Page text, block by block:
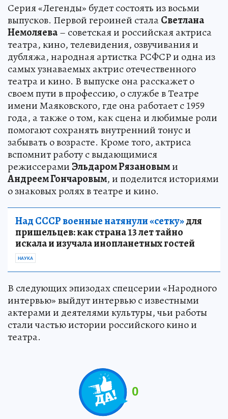
Серия «Легенды» будет состоять из восьми
выпусков. Первой героиней сталаСветлана
Немоляева– советская и российская актриса
театра, кино, телевидения, озвучивания и
дубляжа, народная артистка РСФСР и одна из
самых узнаваемых актрис отечественного
театра и кино. В выпуске она расскажет о
своем пути в профессию, о службе в Театре
имени Маяковского, где она работает с 1959
года, а также о том, как сцена и любимые роли
помогают сохранять внутренний тонус и
забывать о возрасте. Кроме того, актриса
вспомнит работу с выдающимися
режиссерами Эльдаром Рязановыми
Андреем Гончаровым, и поделится историями
о знаковых ролях в театре и кино.
Над СССР военные натянули «сетку»для
пришельцев: как страна 13 лет тайно
искала и изучала инопланетных гостей
НАУКА
В следующих эпизодах спецсерии «Народного
интервью» выйдут интервью с известными
актерами и деятелями культуры, чьи работы
стали частью истории российского кино и
театра.
0